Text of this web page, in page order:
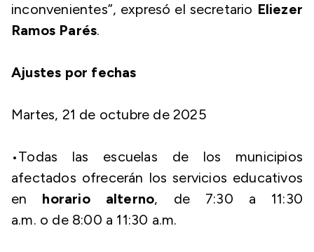
inconvenientes”, expresó el secretario Eliezer
Ramos Parés.
Ajustes por fechas
Martes, 21 de octubre de 2025
•Todas las escuelas de los municipios
afectados ofrecerán los servicios educativos
en horario alterno, de 7:30 a 11:30
a.m. o de 8:00 a 11:30 a.m.